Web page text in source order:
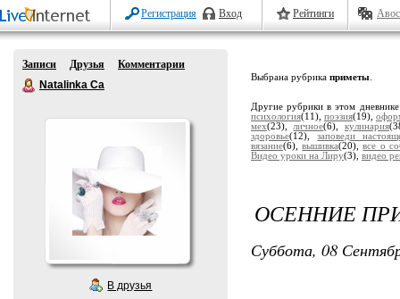
Регистрация Вход Рейтинги
Записи Друзья
Комментарии
Natalinka Ca
В друзья
Выбрана рубрика приметы
Другие рубрики в этом
психология(11), поэзия(19),
мех(23), личное(6), кулинария
здоровье(12),заповеди
вязание(6),вышивка(20),все о
Видео уроки на Лиру(3), видео
ОСЕННИЕ
Суббота, 08